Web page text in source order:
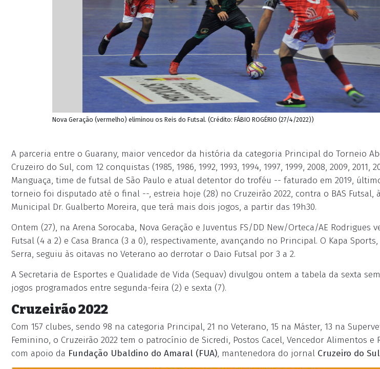
Nova Geração (vermelho) eliminou os Reis do Futsal. (Crédito: FÁBIO ROGÉRIO (27/4/2022))
A parceria entre o Guarany, maior vencedor da história da categoria Principal do Torneio
Cruzeiro do Sul, com 12 conquistas (1985, 1986, 1992, 1993, 1994, 1997, 1999, 2008, 2009, 2011,
Manguaça, time de futsal de São Paulo e atual detentor do troféu -- faturado em 2019,
torneio foi disputado até o final --, estreia hoje (28) no Cruzeirão 2022, contra o BAS Futsal,
Municipal Dr. Gualberto Moreira, que terá mais dois jogos, a partir das 19h30.
Ontem (27), na Arena Sorocaba, Nova Geração e Juventus FS/DD New/Orteca/AE Rodrigues
Futsal (4 a 2) e Casa Branca (3 a 0), respectivamente, avançando no Principal. O Kapa
Serra, seguiu às oitavas no Veterano ao derrotar o Daio Futsal por 3 a 2.
A Secretaria de Esportes e Qualidade de Vida (Sequav) divulgou ontem a tabela da sexta
jogos programados entre segunda-feira (2) e sexta (7).
Cruzeirão 2022
Com 157 clubes, sendo 98 na categoria Principal, 21 no Veterano, 15 na Máster, 13 na
Feminino, o Cruzeirão 2022 tem o patrocínio de Sicredi, Postos Cacel, Vencedor Alimentos e
com apoio da Fundação Ubaldino do Amaral (FUA), mantenedora do jornal Cruzeiro do Sul